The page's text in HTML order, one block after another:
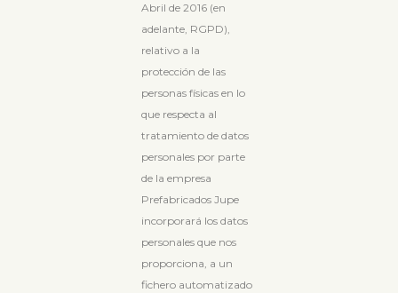
Abril de 2016 (en
adelante, RGPD),
relativo a la
protección de las
personas físicas en lo
que respecta al
tratamiento de datos
personales por parte
de la empresa
Prefabricados Jupe
incorporará los datos
personales que nos
proporciona, a un
fichero automatizado